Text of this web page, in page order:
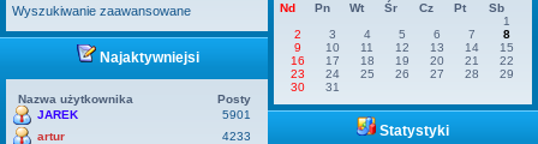
Wyszukiwanie zaawansowane
Najaktywniejsi
Nazwa użytkownika
Posty
JAREK
5901
artur
4233
Nd
Pn Wt Śr Cz Pt
Sb
1
2
3 4 5 6 7
8
9
10 11 12 13 14
15
16
17 18 19 20 21
22
23
24 25 26 27 28
29
30
31
Statystyki